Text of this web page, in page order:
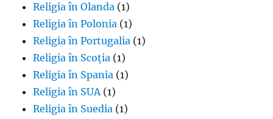
Religia în Olanda (1)
Religia în Polonia (1)
Religia în Portugalia (1)
Religia în Scoția (1)
Religia în Spania (1)
Religia în SUA(1)
Religia în Suedia (1)